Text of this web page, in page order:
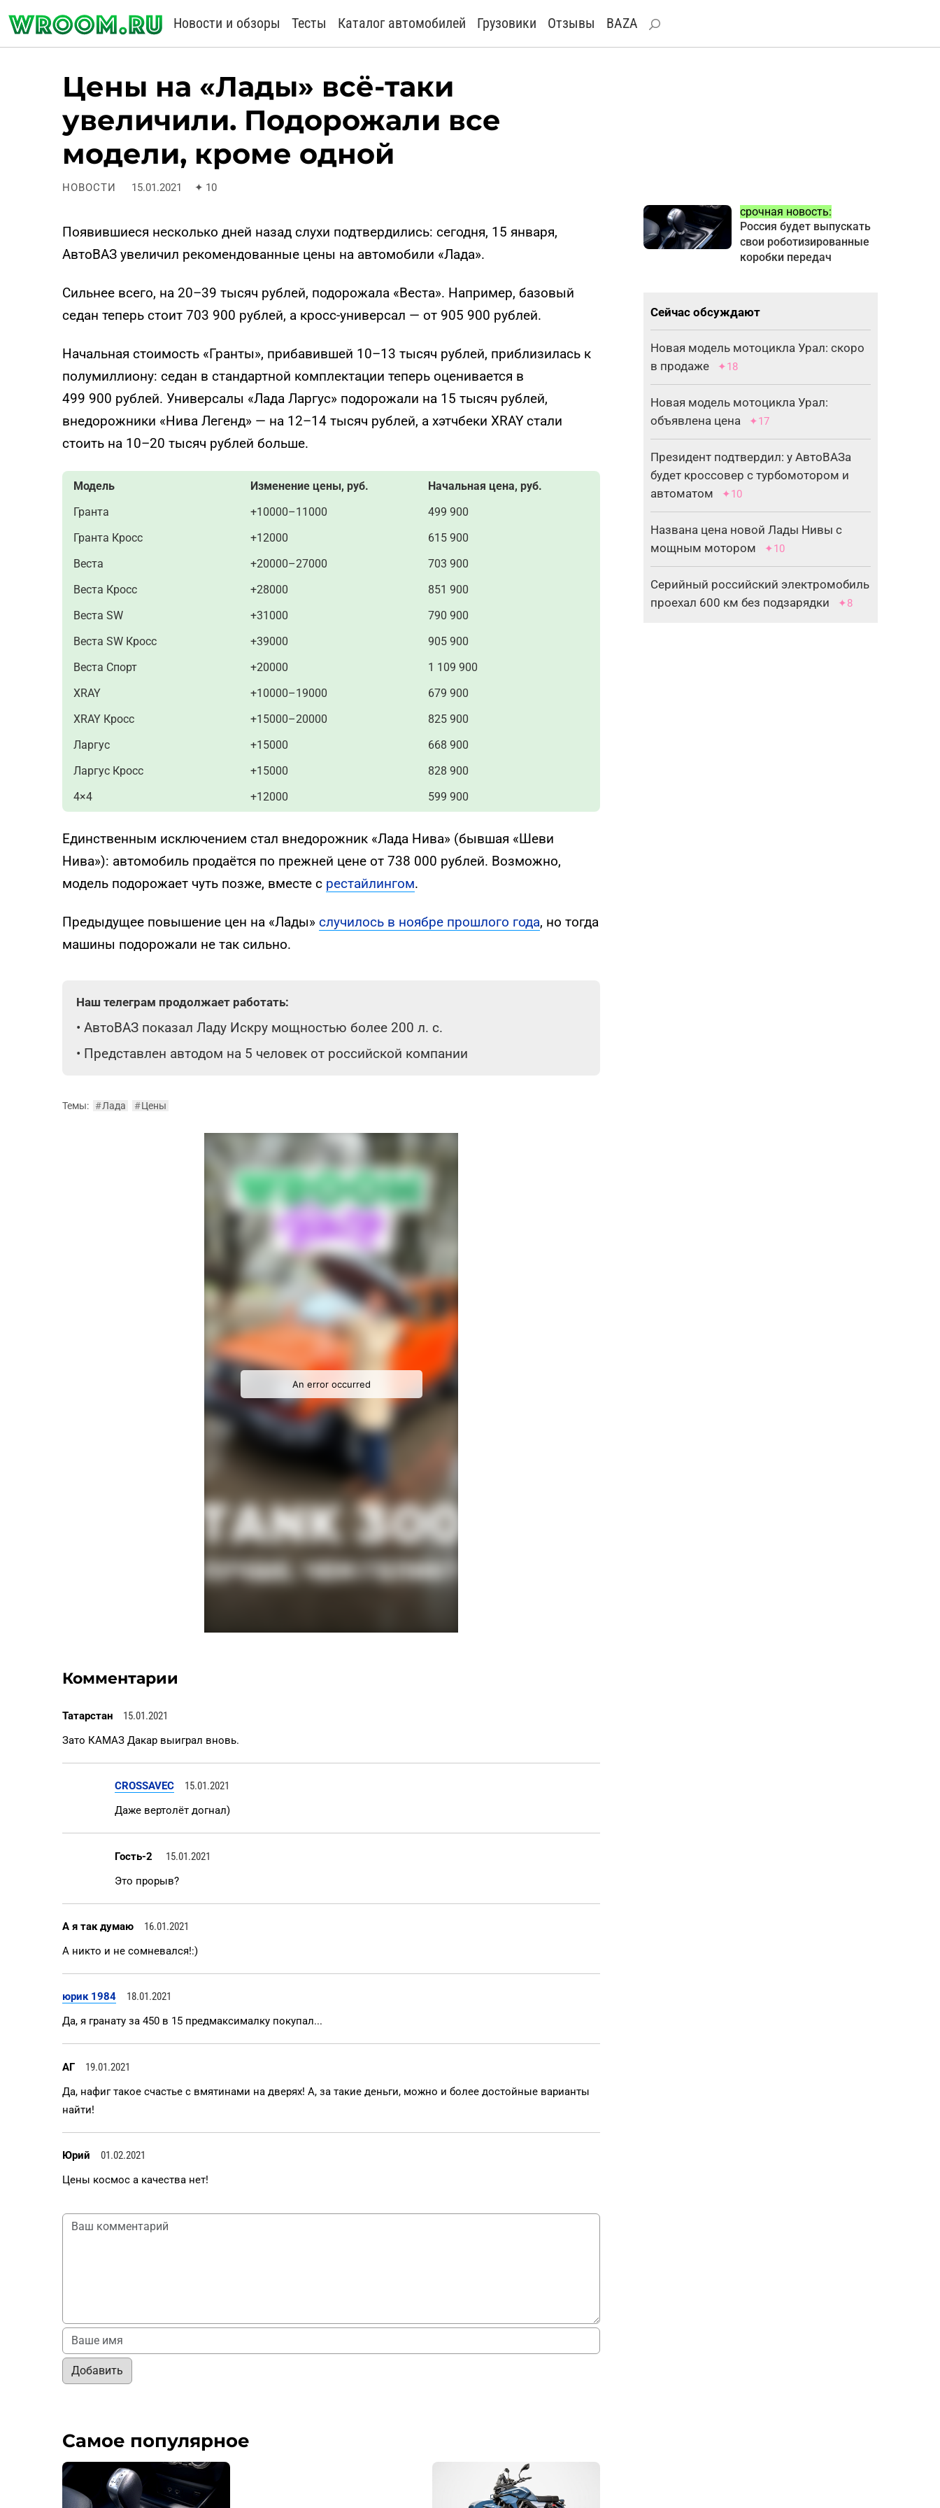
Новости и обзоры Тесты Каталог автомобилей Грузовики Отзывы BAZA
Цены на «Лады» всё-таки
увеличили. Подорожали все
модели, кроме одной
НОВОСТИ 15.01.2021 ✦ 10
Появившиеся несколько дней назад слухи подтвердились: сегодня, 15 января,
АвтоВАЗ увеличил рекомендованные цены на автомобили «Лада».
Сильнее всего, на 20–39 тысяч рублей, подорожала «Веста». Например, базовый
седан теперь стоит 703 900 рублей, а кросс-универсал — от 905 900 рублей.
Начальная стоимость «Гранты», прибавившей 10–13 тысяч рублей, приблизилась к
полумиллиону: седан в стандартной комплектации теперь оценивается в
499 900 рублей. Универсалы «Лада Ларгус» подорожали на 15 тысяч рублей,
внедорожники «Нива Легенд» — на 12–14 тысяч рублей, а хэтчбеки XRAY стали
стоить на 10–20 тысяч рублей больше.
Модель Изменение цены, руб.
Начальная цена, руб.
Гранта
+10000–11000
499 900
Гранта Кросс
+12000
615 900
Веста
+20000–27000
703 900
Веста Кросс
+28000
851 900
Веста SW
+31000
790 900
Веста SW Кросс
+39000
905 900
Веста Спорт
+20000
1 109 900
XRAY
+10000–19000
679 900
XRAY Кросс
+15000–20000
825 900
Ларгус
+15000
668 900
Ларгус Кросс
+15000
828 900
4×4
+12000 599 900
Единственным исключением стал внедорожник «Лада Нива» (бывшая «Шеви
Нива»): автомобиль продаётся по прежней цене от 738 000 рублей. Возможно,
модель подорожает чуть позже, вместе с рестайлингом.
Предыдущее повышение цен на «Лады» случилось в ноябре прошлого года, но тогда
машины подорожали не так сильно.
Наш телеграм продолжает работать:
• АвтоВАЗ показал Ладу Искру мощностью более 200 л. с.
• Представлен автодом на 5 человек от российской компании
Темы: #Лада #Цены
Комментарии
Татарстан
15.01.2021
Зато КАМАЗ Дакар выиграл вновь.
CROSSAVEC
15.01.2021
Даже вертолёт догнал)
Гость-2
15.01.2021
Это прорыв?
А я так думаю
16.01.2021
А никто и не сомневался!:)
юрик 1984
18.01.2021
Да, я гранату за 450 в 15 предмаксималку покупал...
АГ
19.01.2021
Да, нафиг такое счастье с вмятинами на дверях! А, за такие деньги, можно и более достойные варианты
найти!
Юрий
01.02.2021
Цены космос а качества нет!
Добавить
Самое популярное
срочная новость:
Россия будет выпускать
свои роботизированные
коробки передач
Сейчас обсуждают
Новая модель мотоцикла Урал: скоро
в продаже
✦18
Новая модель мотоцикла Урал:
объявлена цена
✦17
Президент подтвердил: у АвтоВАЗа
будет кроссовер с турбомотором и
автоматом
✦10
Названа цена новой Лады Нивы с
мощным мотором
✦10
Серийный российский электромобиль
проехал 600 км без подзарядки
✦8